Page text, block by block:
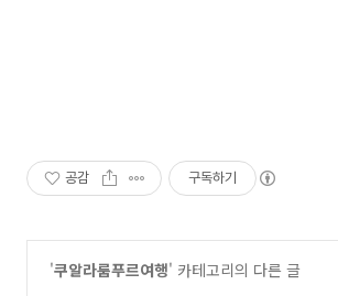
공감 구독하기
'쿠알라룸푸르여행' 카테고리의 다른 글